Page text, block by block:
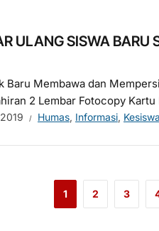
ULANG SISWA
Baru Membawa dan
2 Lembar Fotocopy
Humas, Informasi,
1 2 3